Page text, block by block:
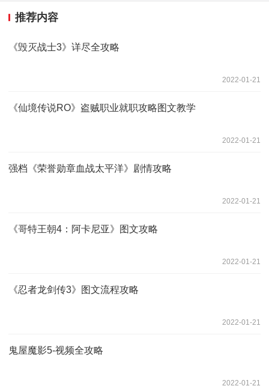
推荐内容
《毁灭战士3》详尽全攻略
2022-01-21
《仙境传说RO》盗贼职业就职攻略图文教学
2022-01-21
强档《荣誉勋章血战太平洋》剧情攻略
2022-01-21
《哥特王朝4：阿卡尼亚》图文攻略
2022-01-21
《忍者龙剑传3》图文流程攻略
2022-01-21
鬼屋魔影5-视频全攻略
2022-01-21